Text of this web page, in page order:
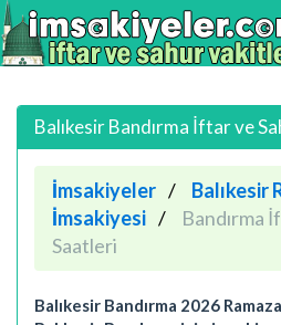
Balıkesir Bandırma İftar ve
İmsakiyeler
Balıkesir
İmsakiyesi
Bandırma
Saatleri
Balıkesir Bandırma 2026